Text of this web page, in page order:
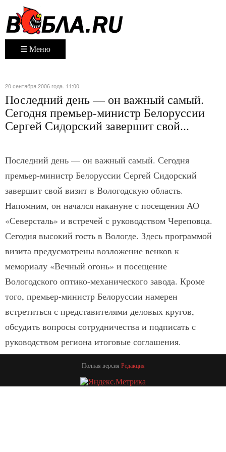
☰ Меню
20 сентября 2006 года. 11:00
Последний день — он важный самый.
Сегодня премьер-министр Белоруссии
Сергей Сидорский завершит свой...
Последний день — он важный самый. Сегодня
премьер-министр Белоруссии Сергей Сидорский
завершит свой визит в Вологодскую область.
Напомним, он начался накануне с посещения АО
«Северсталь» и встречей с руководством Череповца.
Сегодня высокий гость в Вологде. Здесь программой
визита предусмотрены возложение венков к
мемориалу «Вечный огонь» и посещение
Вологодского оптико-механического завода. Кроме
того, премьер-министр Белоруссии намерен
встретиться с представителями деловых кругов,
обсудить вопросы сотрудничества и подписать с
руководством региона итоговые соглашения.
Полная версия Редакция